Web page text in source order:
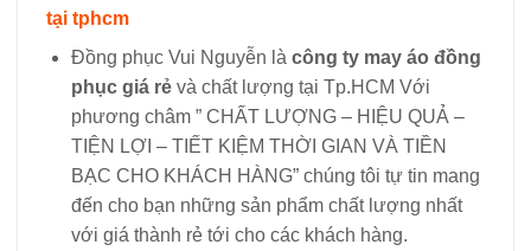
tại tphcm
Đồng phục Vui Nguyễn là công ty may áo đồng
phục giá rẻvà chất lượng tại Tp.HCM Với
phương châm ” CHẤT LƯỢNG – HIỆU QUẢ –
TIỆN LỢI – TIẾT KIỆM THỜI GIAN VÀ TIỀN
BẠC CHO KHÁCH HÀNG” chúng tôi tự tin mang
đến cho bạn những sản phẩm chất lượng nhất
với giá thành rẻ tới cho các khách hàng.